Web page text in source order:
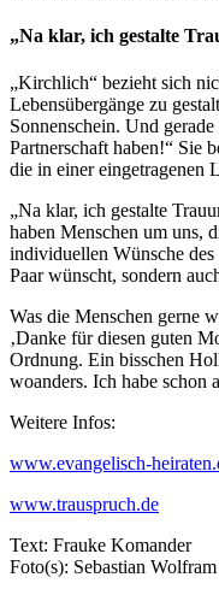
„Na klar, ich gestalte
„Kirchlich“ bezieht sich
Lebensübergänge zu
Sonnenschein. Und
Partnerschaft haben!“ Sie
die in einer eingetragenen
„Na klar, ich gestalte
haben Menschen um uns,
individuellen Wünsche des
Paar wünscht, sondern
Was die Menschen gerne
‚Danke für diesen guten
Ordnung. Ein bisschen
woanders. Ich habe schon
Weitere Infos:
www.evangelisch-
www.trauspruch.de
Text: Frauke Komander
Foto(s): Sebastian Wolfram